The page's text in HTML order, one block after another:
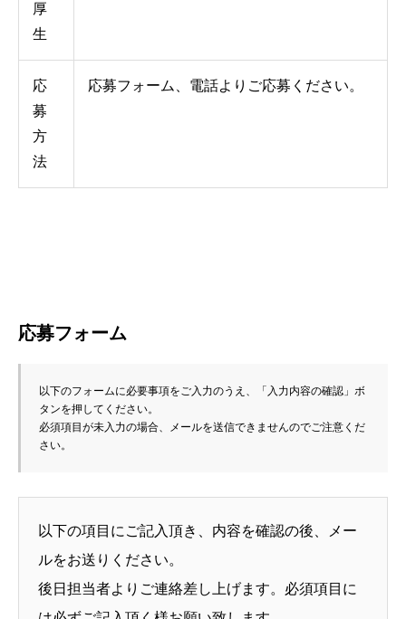
厚
生
応
募
方
法
応募フォーム、電話よりご応募ください。
応募フォーム
以下のフォームに必要事項をご入力のうえ、「入力内容の確認」ボ
タンを押してください。
必須項目が未入力の場合、メールを送信できませんのでご注意くだ
さい。
以下の項目にご記入頂き、内容を確認の後、メー
ルをお送りください。
後日担当者よりご連絡差し上げます。必須項目に